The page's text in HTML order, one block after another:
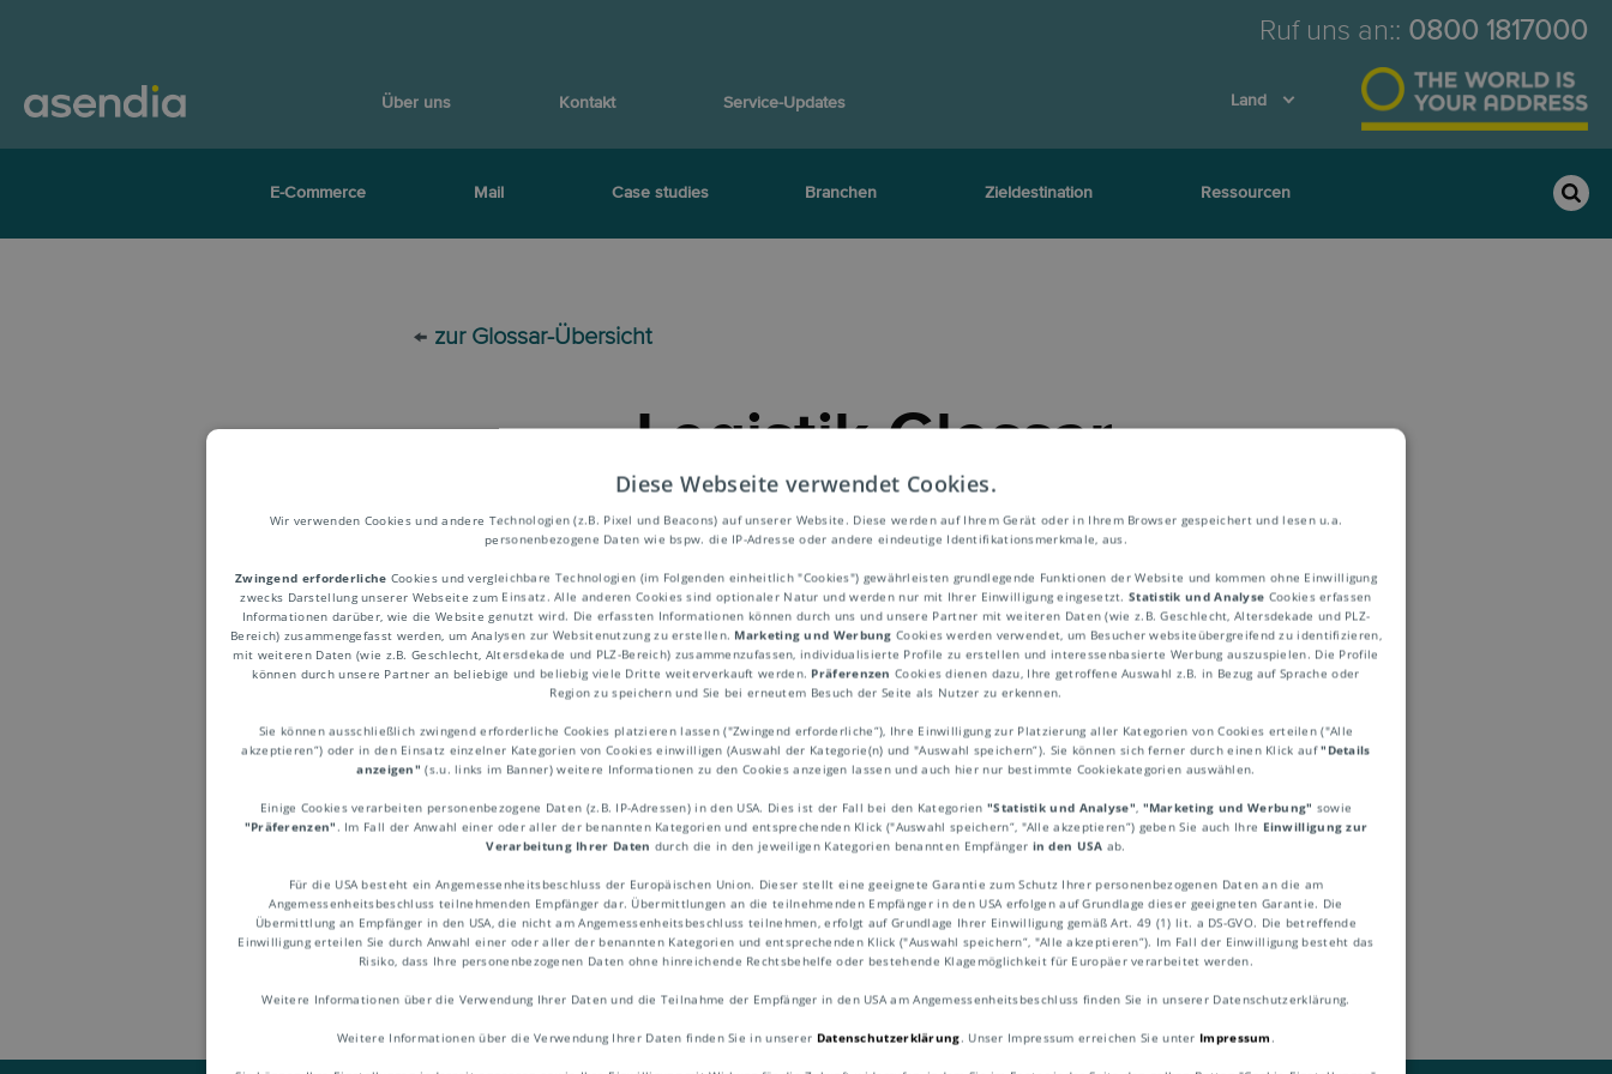
Ruf uns an:: 0800 1817000
Über uns Kontakt Service-Updates Land
E-Commerce Mail Case studies Branchen Zieldestination Ressourcen
← zur Glossar-Übersicht
Logistik-Glossar
Begriffserklärung
Teilladung
Wird der Frachtraum eines Transportmittels nicht voll ausgelastet, spricht
man von einer Teilladung. In der Regel werden dann weitere
Teilladungen aufgenommen, um eine volle Auslastung zu gewährleisten
und den Transport kosteneffizient abwickeln zu können.
Diese Webseite verwendet Cookies.
Wir verwenden Cookies und andere Technologien (z.B. Pixel und Beacons) auf unserer Website. Diese werden auf Ihrem Gerät oder in Ihrem Browser gespeichert und lesen u.a.
personenbezogene Daten wie bspw. die IP-Adresse oder andere eindeutige Identifikationsmerkmale, aus.
Zwingend erforderliche Cookies und vergleichbare Technologien (im Folgenden einheitlich "Cookies") gewährleisten grundlegende Funktionen der Website und kommen ohne Einwilligung
zwecks Darstellung unserer Webseite zum Einsatz. Alle anderen Cookies sind optionaler Natur und werden nur mit Ihrer Einwilligung eingesetzt.Statistik und Analyse Cookies erfassen
Informationen darüber, wie die Website genutzt wird. Die erfassten Informationen können durch uns und unsere Partner mit weiteren Daten (wie z.B. Geschlecht, Altersdekade und PLZ-
Bereich) zusammengefasst werden, um Analysen zur Websitenutzung zu erstellen. Marketing und Werbung Cookies werden verwendet, um Besucher websiteübergreifend zu identifizieren,
mit weiteren Daten (wie z.B. Geschlecht, Altersdekade und PLZ-Bereich) zusammenzufassen, individualisierte Profile zu erstellen und interessenbasierte Werbung auszuspielen. Die Profile
können durch unsere Partner an beliebige und beliebig viele Dritte weiterverkauft werden. Präferenzen Cookies dienen dazu, Ihre getroffene Auswahl z.B. in Bezug auf Sprache oder
Region zu speichern und Sie bei erneutem Besuch der Seite als Nutzer zu erkennen.
Sie können ausschließlich zwingend erforderliche Cookies platzieren lassen ("Zwingend erforderliche“), Ihre Einwilligung zur Platzierung aller Kategorien von Cookies erteilen ("Alle
akzeptieren“) oder in den Einsatz einzelner Kategorien von Cookies einwilligen (Auswahl der Kategorie(n) und "Auswahl speichern“). Sie können sich ferner durch einen Klick auf"Details
anzeigen" (s.u. links im Banner) weitere Informationen zu den Cookies anzeigen lassen und auch hier nur bestimmte Cookiekategorien auswählen.
Einige Cookies verarbeiten personenbezogene Daten (z.B. IP-Adressen) in den USA. Dies ist der Fall bei den Kategorien"Statistik und Analyse", "Marketing und Werbung" sowie
"Präferenzen" . Im Fall der Anwahl einer oder aller der benannten Kategorien und entsprechenden Klick ("Auswahl speichern“, "Alle akzeptieren“) geben Sie auch Ihre Einwilligung zur
Verarbeitung Ihrer Daten durch die in den jeweiligen Kategorien benannten Empfänger in den USA ab.
Für die USA besteht ein Angemessenheitsbeschluss der Europäischen Union. Dieser stellt eine geeignete Garantie zum Schutz Ihrer personenbezogenen Daten an die am
Angemessenheitsbeschluss teilnehmenden Empfänger dar. Übermittlungen an die teilnehmenden Empfänger in den USA erfolgen auf Grundlage dieser geeigneten Garantie. Die
Übermittlung an Empfänger in den USA, die nicht am Angemessenheitsbeschluss teilnehmen, erfolgt auf Grundlage Ihrer Einwilligung gemäß Art. 49 (1) lit. a DS-GVO. Die betreffende
Einwilligung erteilen Sie durch Anwahl einer oder aller der benannten Kategorien und entsprechenden Klick ("Auswahl speichern“, "Alle akzeptieren“). Im Fall der Einwilligung besteht das
Risiko, dass Ihre personenbezogenen Daten ohne hinreichende Rechtsbehelfe oder bestehende Klagemöglichkeit für Europäer verarbeitet werden.
Weitere Informationen über die Verwendung Ihrer Daten und die Teilnahme der Empfänger in den USA am Angemessenheitsbeschluss finden Sie in unserer Datenschutzerklärung.
Weitere Informationen über die Verwendung Ihrer Daten finden Sie in unserer Datenschutzerklärung. Unser Impressum erreichen Sie unterImpressum .